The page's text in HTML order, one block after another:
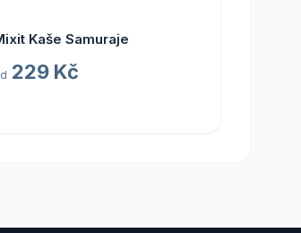
Kaše Samuraje
229 Kč